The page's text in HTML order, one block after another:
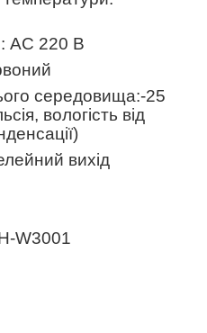
AC 220 В
середовища:-25
вологість від
вихід
W3001